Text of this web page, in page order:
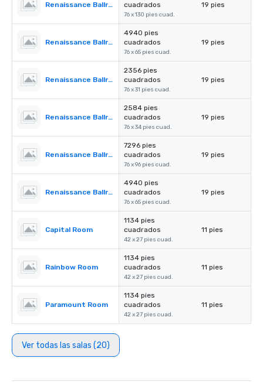
Renaissance Ballroom
cuadrados
76 x 130 pies cuad.
19 pies
Renaissance Ballroom - Section l
4940 pies
cuadrados
76 x 65 pies cuad.
19 pies
Renaissance Ballroom - Section ll
2356 pies
cuadrados
76 x 31 pies cuad.
19 pies
Renaissance Ballroom - Section lll
2584 pies
cuadrados
76 x 34 pies cuad.
19 pies
Renaissance Ballroom - Section I & II
7296 pies
cuadrados
76 x 96 pies cuad.
19 pies
Renaissance Ballroom - Section II & III
4940 pies
cuadrados
76 x 65 pies cuad.
19 pies
Capital Room
1134 pies
cuadrados
42 x 27 pies cuad.
11 pies
Rainbow Room
1134 pies
cuadrados
42 x 27 pies cuad.
11 pies
Paramount Room
1134 pies
cuadrados
42 x 27 pies cuad.
11 pies
Ver todas las salas (20)